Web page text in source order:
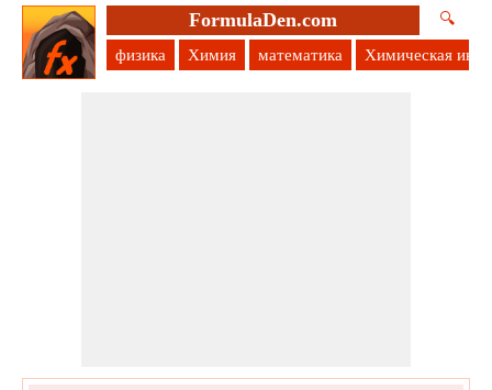
FormulaDen.com 🔍
физика Химия математика Химическая